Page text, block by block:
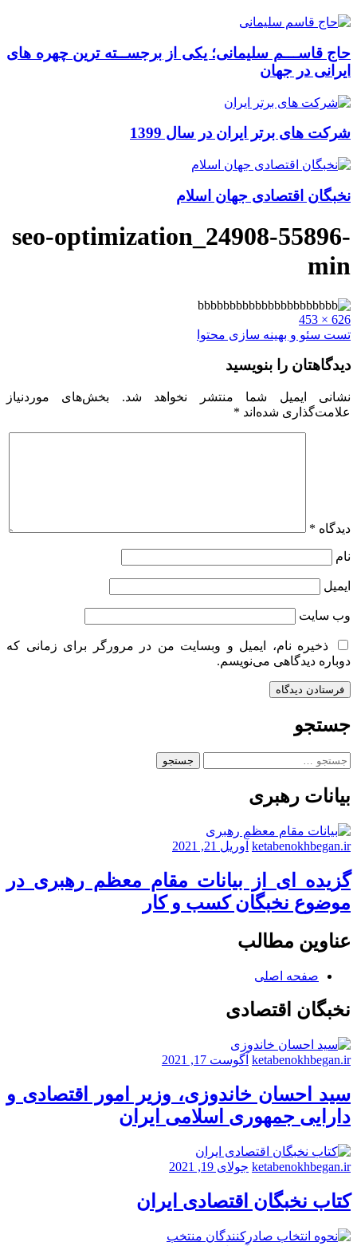
حاج قاســـم سلیمانی؛ یکی از برجســته ترین چهره های
ایرانی در جهان
شرکت های برتر ایران در سال 1399
نخبگان اقتصادی جهان اسلام
seo-optimization_24908-55896-
min
Full
size
626 × 453
راهبری
نوشته
تست سئو و بهینه سازی محتوا
دیدگاهتان را بنویسید
نشانی ایمیل شما منتشر نخواهد شد.
بخش‌های موردنیاز
علامت‌گذاری شده‌اند *
دیدگاه *
نام
ایمیل
وب‌ سایت
ذخیره نام، ایمیل و وبسایت من در مرورگر برای زمانی که
دوباره دیدگاهی می‌نویسم.
جستجو
جستجو
بیانات رهبری
ketabenokhbegan.ir آوریل 21, 2021
گزیده ای از بیانات مقام معظم رهبری در
موضوع نخبگان کسب و کار
عناوین مطالب
صفحه اصلی
نخبگان اقتصادی
ketabenokhbegan.ir آگوست 17, 2021
سید احسان خاندوزی، وزیر امور اقتصادی و
دارایی جمهوری اسلامی ایران
ketabenokhbegan.ir جولای 19, 2021
کتاب نخبگان اقتصادی ایران